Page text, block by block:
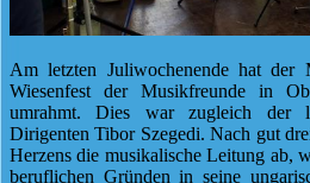
Am letzten Juliwochenende hat der
Wiesenfest der Musikfreunde in
umrahmt. Dies war zugleich der
Dirigenten Tibor Szegedi. Nach gut
Herzens die musikalische Leitung ab,
beruflichen Gründen in seine